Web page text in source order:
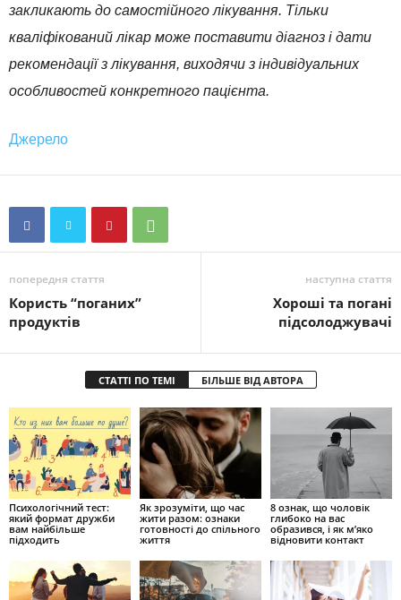
закликають до самостійного лікування. Тільки
кваліфікований лікар може поставити діагноз і дати
рекомендації з лікування, виходячи з індивідуальних
особливостей конкретного пацієнта.
Джерело
попередня стаття
Користь “поганих”
продуктів
наступна стаття
Хороші та погані
підсолоджувачі
СТАТТІ ПО ТЕМІ БІЛЬШЕ ВІД АВТОРА
Психологічний тест:
який формат дружби
вам найбільше
підходить
Як зрозуміти, що час
жити разом: ознаки
готовності до спільного
життя
8 ознак, що чоловік
глибоко на вас
образився, і як м’яко
відновити контакт